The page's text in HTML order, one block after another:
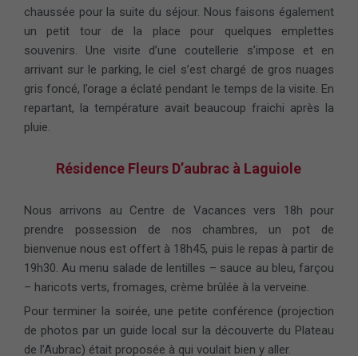
chaussée pour la suite du séjour. Nous faisons également
un petit tour de la place pour quelques emplettes
souvenirs. Une visite d’une coutellerie s’impose et en
arrivant sur le parking, le ciel s’est chargé de gros nuages
gris foncé, l’orage a éclaté pendant le temps de la visite. En
repartant, la température avait beaucoup fraichi après la
pluie.
Résidence Fleurs D’aubrac à Laguiole
Nous arrivons au Centre de Vacances vers 18h pour
prendre possession de nos chambres, un pot de
bienvenue nous est offert à 18h45, puis le repas à partir de
19h30. Au menu salade de lentilles – sauce au bleu, farçou
– haricots verts, fromages, crème brûlée à la verveine.
Pour terminer la soirée, une petite conférence (projection
de photos par un guide local sur la découverte du Plateau
de l’Aubrac) était proposée à qui voulait bien y aller.